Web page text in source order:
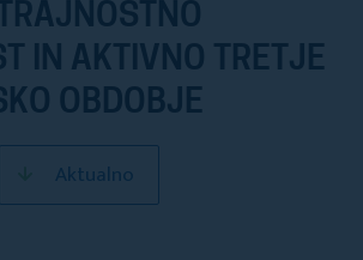
IN AKTIVNO TRETJE
OBDOBJE
Aktualno